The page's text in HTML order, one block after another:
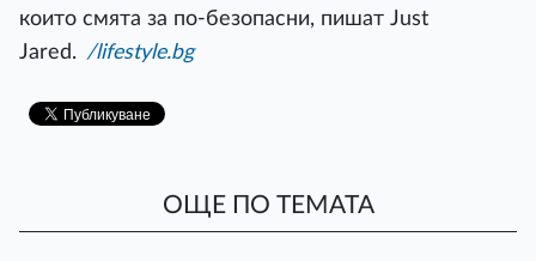
които смята за по-безопасни, пишат Just
Jared. /lifestyle.bg
ОЩЕ ПО ТЕМАТА